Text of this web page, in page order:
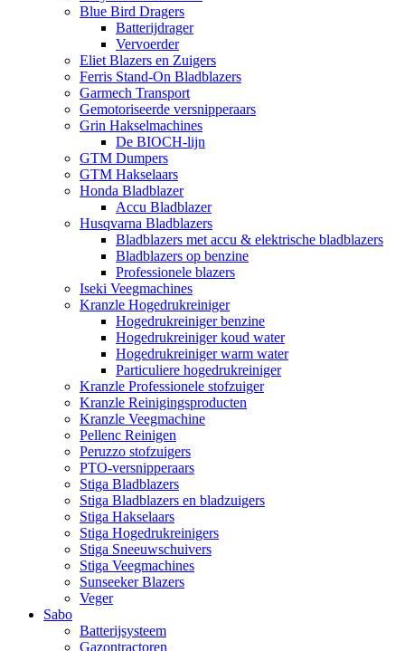
Blue Bird Dragers
Batterijdrager
Vervoerder
Eliet Blazers en Zuigers
Ferris Stand-On Bladblazers
Garmech Transport
Gemotoriseerde versnipperaars
Grin Hakselmachines
De BIOCH-lijn
GTM Dumpers
GTM Hakselaars
Honda Bladblazer
Accu Bladblazer
Husqvarna Bladblazers
Bladblazers met accu & elektrische bladblazers
Bladblazers op benzine
Professionele blazers
Iseki Veegmachines
Kranzle Hogedrukreiniger
Hogedrukreiniger benzine
Hogedrukreiniger koud water
Hogedrukreiniger warm water
Particuliere hogedrukreiniger
Kranzle Professionele stofzuiger
Kranzle Reinigingsproducten
Kranzle Veegmachine
Pellenc Reinigen
Peruzzo stofzuigers
PTO-versnipperaars
Stiga Bladblazers
Stiga Bladblazers en bladzuigers
Stiga Hakselaars
Stiga Hogedrukreinigers
Stiga Sneeuwschuivers
Stiga Veegmachines
Sunseeker Blazers
Veger
Sabo
Batterijsysteem
Gazontractoren